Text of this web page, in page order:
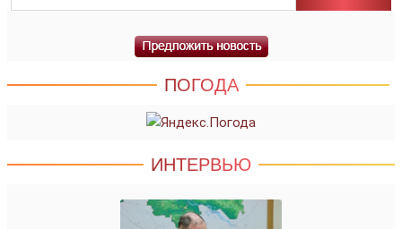
ПОГОДА
ИНТЕРВЬЮ